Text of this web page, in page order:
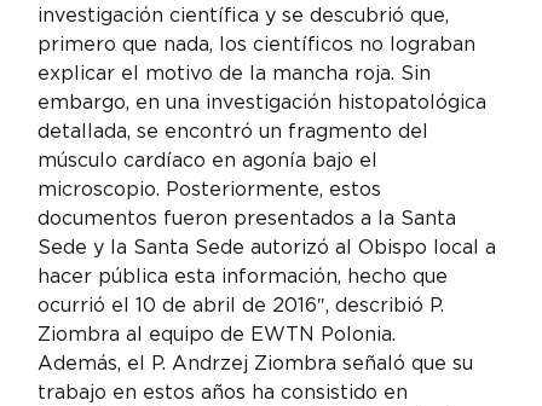
investigación científica y se descubrió que,
primero que nada, los científicos no lograban
explicar el motivo de la mancha roja. Sin
embargo, en una investigación histopatológica
detallada, se encontró un fragmento del
músculo cardíaco en agonía bajo el
microscopio. Posteriormente, estos
documentos fueron presentados a la Santa
Sede y la Santa Sede autorizó al Obispo local a
hacer pública esta información, hecho que
ocurrió el 10 de abril de 2016″, describió P.
Ziombra al equipo de EWTN Polonia.
Además, el P. Andrzej Ziombra señaló que su
trabajo en estos años ha consistido en